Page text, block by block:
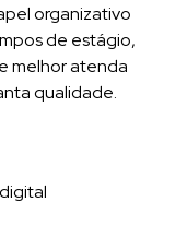
organizativo
de estágio,
melhor atenda
qualidade.